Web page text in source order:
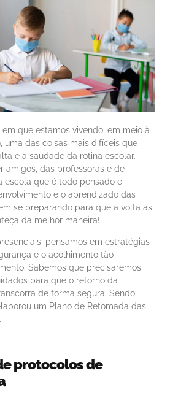
que estamos vivendo, em meio à
uma das coisas mais difíceis que
e a saudade da rotina escolar.
amigos, das professoras e de
escola que é todo pensado e
e o aprendizado das
se preparando para que a volta às
da melhor maneira!
pensamos em estratégias
e o acolhimento tão
Sabemos que precisaremos
para que o retorno da
de forma segura. Sendo
um Plano de Retomada das
protocolos de